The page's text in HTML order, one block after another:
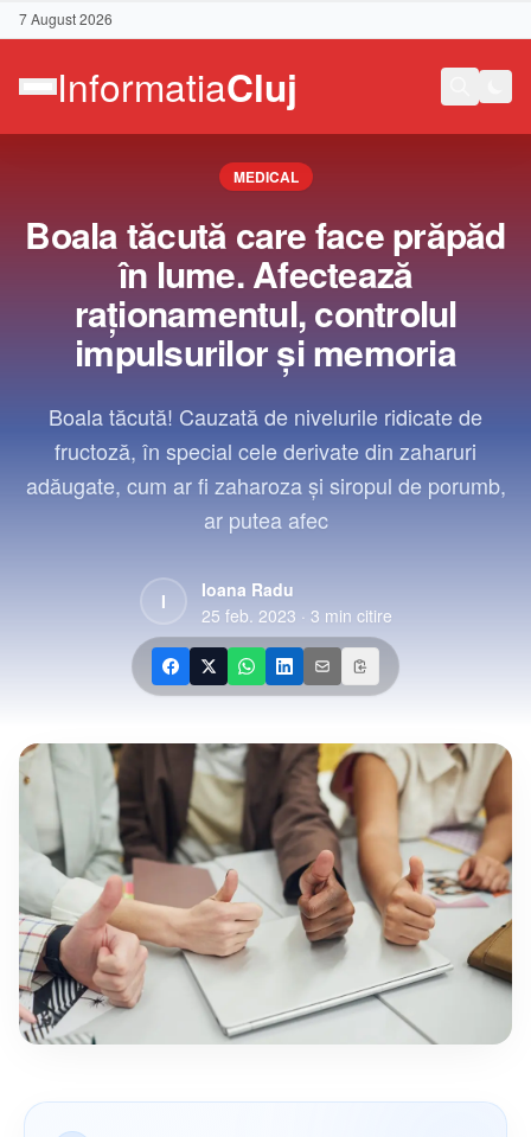
7 August 2026
Contact
MEDICAL
Boala tăcută care face prăpăd
în lume. Afectează
raționamentul, controlul
impulsurilor și memoria
Boala tăcută! Cauzată de nivelurile ridicate de
fructoză, în special cele derivate din zaharuri
adăugate, cum ar fi zaharoza și siropul de porumb,
ar putea afec
I
Ioana Radu
25 feb. 2023 · 3 min citire